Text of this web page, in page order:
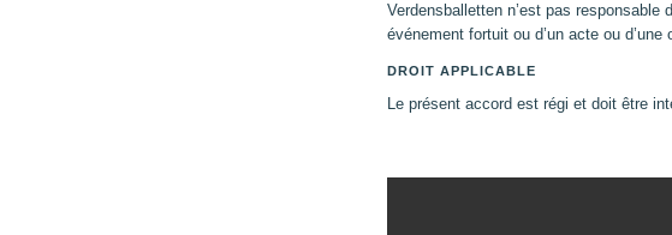
Verdensballetten n’est pas
événement fortuit ou d’un acte ou
DROIT APPLICABLE
Le présent accord est régi et doit être